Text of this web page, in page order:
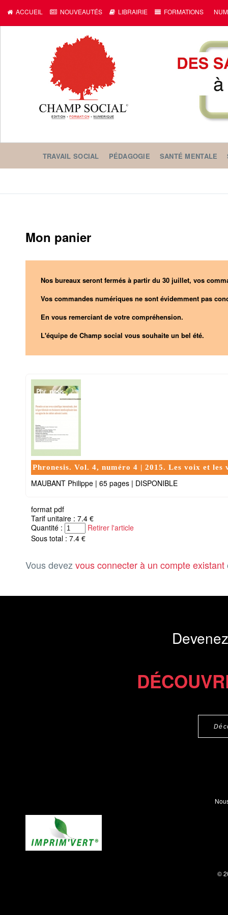
ACCUEIL NOUVEAUTÉS LIBRAIRIE FORMATIONS
TRAVAIL SOCIAL PÉDAGOGIE SANTÉ MENTALE
Mon panier
Nos bureaux seront fermés à partir du 30 juillet, vos
Vos commandes numériques ne sont évidemment pas
En vous remerciant de votre compréhension.
L'équipe de Champ social vous souhaite un bel été.
Phronesis. Vol. 4, numéro 4 | 2015. Les voix et les
MAUBANT Philippe | 65 pages | DISPONIBLE
format pdf
Tarif unitaire : 7.4 €
Quantité :
Retirer l'article
Sous total : 7.4 €
Vous devez vous connecter à un compte existant
©